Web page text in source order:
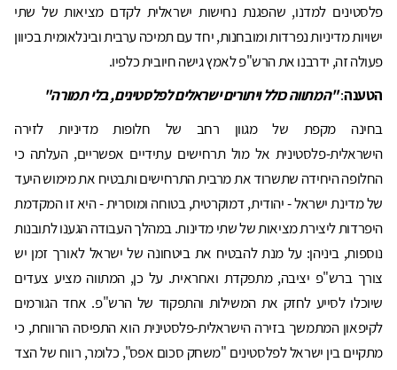
פלסטינים למדנו, שהפגנת נחישות ישראלית לקדם מציאות של שתי
ישויות מדיניות נפרדות ומובחנות, יחד עם תמיכה ערבית ובינלאומית בכיוון
פעולה זה, ידרבנו את הרש"פ לאמץ גישה חיובית כלפיו.
הטענה:"המתווה כולל ויתורים ישראלים לפלסטינים, בלי תמורה"
בחינה מקפת של מגוון רחב של חלופות מדיניות לזירה
הישראלית-פלסטינית אל מול תרחישים עתידיים אפשריים, העלתה כי
החלופה היחידה שתשרוד את מרבית התרחישים ותבטיח את מימוש היעד
של מדינת ישראל - יהודית, דמוקרטית, בטוחה ומוסרית - היא זו המקדמת
היפרדות ליצירת מציאות של שתי מדינות. במהלך העבודה הגענו לתובנות
נוספות, ביניהן: על מנת להבטיח את ביטחונה של ישראל לאורך זמן יש
צורך ברש"פ יציבה, מתפקדת ואחראית. על כן, המתווה מציע צעדים
שיוכלו לסייע לחזק את המשילות והתפקוד של הרש"פ. אחד הגורמים
לקיפאון המתמשך בזירה הישראלית-פלסטינית הוא התפיסה הרווחת, כי
מתקיים בין ישראל לפלסטינים "משחק סכום אפס", כלומר, רווח של הצד